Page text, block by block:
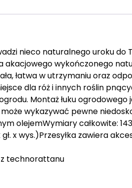
nieco naturalnego uroku do
akacjowego wykończonego
łatwa w utrzymaniu oraz
dla róż i innych roślin
Montaż łuku ogrodowego
wykazywać pewne
olejemWymiary całkowite:
gł. x wys.)Przesyłka zawiera
technorattanu